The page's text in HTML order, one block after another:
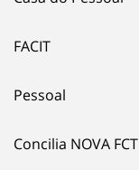
FACIT
Pessoal
Concilia NOVA FCT